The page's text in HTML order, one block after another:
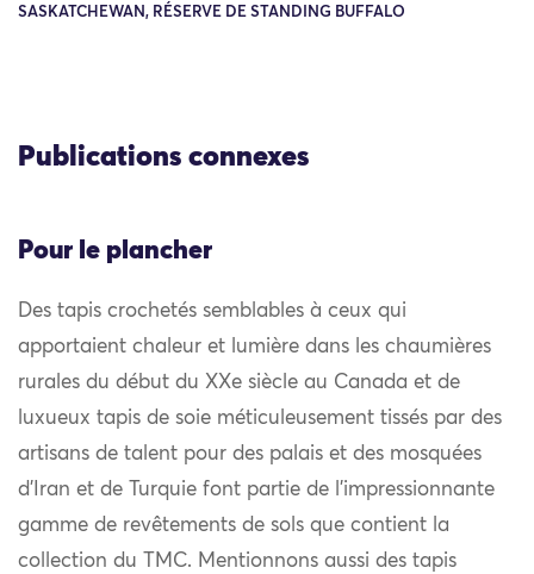
SASKATCHEWAN, RÉSERVE DE STANDING BUFFALO
Publications connexes
Pour le plancher
Des tapis crochetés semblables à ceux qui
apportaient chaleur et lumière dans les chaumières
rurales du début du XXe siècle au Canada et de
luxueux tapis de soie méticuleusement tissés par des
artisans de talent pour des palais et des mosquées
d’Iran et de Turquie font partie de l’impressionnante
gamme de revêtements de sols que contient la
collection du TMC. Mentionnons aussi des tapis